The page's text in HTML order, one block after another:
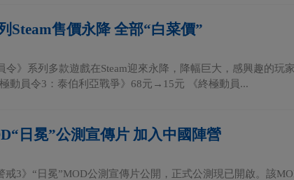
Steam售價永降 全部“白菜價”
令》系列多款遊戲在Steam迎來永降，降幅巨大，感興趣的玩
動員令3：泰伯利亞戰爭》68元→15元 《終極動員...
日冕”公測宣傳片 加入中國陣營
戒3》“日冕”MOD公測宣傳片公開，正式公測現已開啟。該